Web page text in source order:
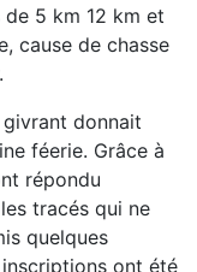
5 km 12 km et
cause de chasse
donnait
féerie. Grâce à
répondu
tracés qui ne
quelques
ont été